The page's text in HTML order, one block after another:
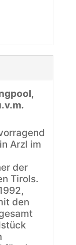
Arzl im
der
Tirols.
den